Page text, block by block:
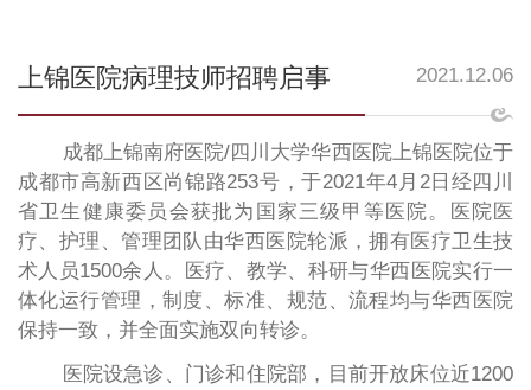
上锦医院病理技师招聘启事 2021.12.06
成都上锦南府医院/四川大学华西医院上锦医院位于
成都市高新西区尚锦路253号，于2021年4月2日经四川
省卫生健康委员会获批为国家三级甲等医院。医院医
疗、护理、管理团队由华西医院轮派，拥有医疗卫生技
术人员1500余人。医疗、教学、科研与华西医院实行一
体化运行管理，制度、标准、规范、流程均与华西医院
保持一致，并全面实施双向转诊。
医院设急诊、门诊和住院部，目前开放床位近1200